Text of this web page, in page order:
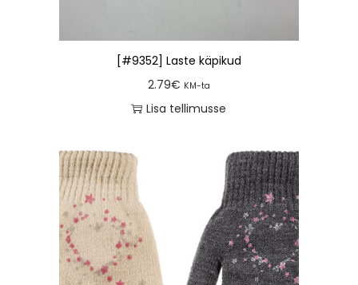
[#9352] Laste käpikud
2.79€ KM-ta
Lisa tellimusse